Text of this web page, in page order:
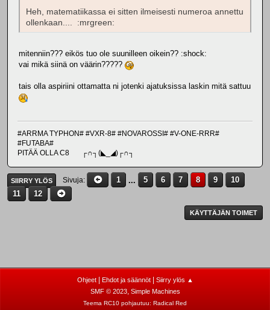
Heh, matematiikassa ei sitten ilmeisesti numeroa annettu
ollenkaan.... :mrgreen:
mitenniin??? eikös tuo ole suunilleen oikein?? :shock:
vai mikä siinä on väärin?????
tais olla aspiriini ottamatta ni jotenki ajatuksissa laskin mitä sattuu
#ARRMA TYPHON# #VXR-8# #NOVAROSSI# #V-ONE-RRR#
#FUTABA#
PITÄÄ OLLA C8 ┌∩┐(◣_◢)┌∩┐
SIIRRY YLÖS Sivuja 1 ... 5 6 7 8 9
10
11
12
KÄYTTÄJÄN TOIMET
Ohjeet| Ehdot ja säännöt| Siirry ylös ▲
SMF © 2023, Simple Machines
Teema RC10 pohjautuu: Radical Red